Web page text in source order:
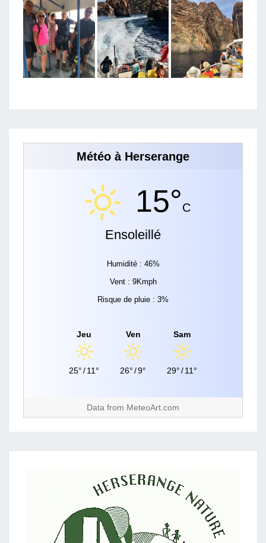
Météo à Herserange
15°C
Ensoleillé
Humidité : 46%
Vent : 9Kmph
Risque de pluie : 3%
Jeu
25°/11°
Ven
26°/9°
Sam
29°/11°
Data from MeteoArt.com